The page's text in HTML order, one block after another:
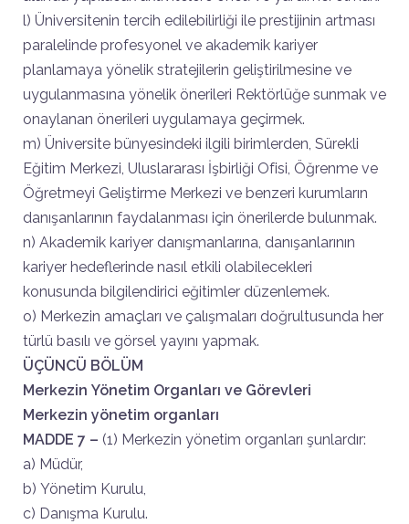
l) Üniversitenin tercih edilebilirliği ile prestijinin artması
paralelinde profesyonel ve akademik kariyer
planlamaya yönelik stratejilerin geliştirilmesine ve
uygulanmasına yönelik önerileri Rektörlüğe sunmak ve
onaylanan önerileri uygulamaya geçirmek.
m) Üniversite bünyesindeki ilgili birimlerden, Sürekli
Eğitim Merkezi, Uluslararası İşbirliği Ofisi, Öğrenme ve
Öğretmeyi Geliştirme Merkezi ve benzeri kurumların
danışanlarının faydalanması için önerilerde bulunmak.
n) Akademik kariyer danışmanlarına, danışanlarının
kariyer hedeflerinde nasıl etkili olabilecekleri
konusunda bilgilendirici eğitimler düzenlemek.
o) Merkezin amaçları ve çalışmaları doğrultusunda her
türlü basılı ve görsel yayını yapmak.
ÜÇÜNCÜ BÖLÜM
Merkezin Yönetim Organları ve Görevleri
Merkezin yönetim organları
MADDE 7 – (1) Merkezin yönetim organları şunlardır:
a) Müdür,
b) Yönetim Kurulu,
c) Danışma Kurulu.